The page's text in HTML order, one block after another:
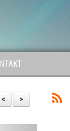
>
<